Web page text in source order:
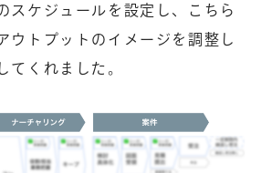
スケジュールを設定し、こちら
ウトプットのイメージを調整し
てくれました。